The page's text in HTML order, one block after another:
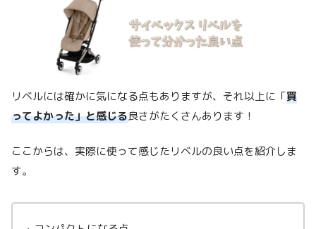
リベルには確かに気になる点もありますが、それ以上に「買
ってよかった」と感じる良さがたくさんあります！
ここからは、実際に使って感じたリベルの良い点を紹介しま
す。